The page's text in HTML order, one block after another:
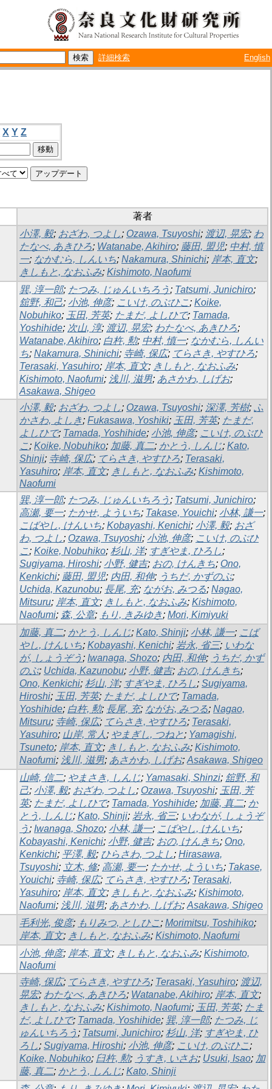
詳細検索 English
X Y Z
著者
小澤, 毅; おざわ, つよし; Ozawa, Tsuyoshi; 渡辺, 晃宏; わ
たなべ, あきひろ; Watanabe, Akihiro; 藤田, 盟児; 中村, 慎
一; なかむら, しんいち; Nakamura, Shinichi; 岸本, 直文;
きしもと, なおふみ; Kishimoto, Naofumi
巽, 淳一郎; たつみ, じゅんいちろう ; Tatsumi, Junichiro;
舘野, 和己; 小池, 伸彦; こいけ, のぶひこ; Koike,
Nobuhiko; 玉田, 芳英; たまだ, よしひで; Tamada,
Yoshihide; 次山, 淳; 渡辺, 晃宏; わたなべ, あきひろ;
Watanabe, Akihiro; 白杵, 勲; 中村, 慎一; なかむら, しんい
ち; Nakamura, Shinichi; 寺崎, 保広; てらさき, やすひろ;
Terasaki, Yasuhiro; 岸本, 直文; きしもと, なおふみ;
Kishimoto, Naofumi; 浅川, 滋男; あさかわ, しげお;
Asakawa, Shigeo
小澤, 毅; おざわ, つよし; Ozawa, Tsuyoshi; 深澤, 芳樹; ふ
かさわ, よしき; Fukasawa, Yoshiki; 玉田, 芳英; たまだ,
よしひで; Tamada, Yoshihide; 小池, 伸彦; こいけ, のぶひ
こ; Koike, Nobuhiko; 加藤, 真二; かとう, しんじ; Kato,
Shinji; 寺崎, 保広; てらさき, やすひろ; Terasaki,
Yasuhiro; 岸本, 直文; きしもと, なおふみ; Kishimoto,
Naofumi
巽, 淳一郎; たつみ, じゅんいちろう ; Tatsumi, Junichiro;
高瀬, 要一; たかせ, よういち; Takase, Youichi; 小林, 謙一;
こばやし, けんいち; Kobayashi, Kenichi; 小澤, 毅; おざ
わ, つよし; Ozawa, Tsuyoshi; 小池, 伸彦; こいけ, のぶひ
こ; Koike, Nobuhiko; 杉山, 洋; すぎやま, ひろし;
Sugiyama, Hiroshi; 小野, 健吉; おの, けんきち; Ono,
Kenkichi; 藤田, 盟児; 内田, 和伸; うちだ, かずのぶ;
Uchida, Kazunobu; 長尾, 充; ながお, みつる; Nagao,
Mitsuru; 岸本, 直文; きしもと, なおふみ; Kishimoto,
Naofumi; 森, 公章; もり, きみゆき; Mori, Kimiyuki
加藤, 真二; かとう, しんじ; Kato, Shinji; 小林, 謙一; こば
やし, けんいち; Kobayashi, Kenichi; 岩永, 省三; いわな
が, しょうぞう ; Iwanaga, Shozo; 内田, 和伸; うちだ, かず
のぶ; Uchida, Kazunobu; 小野, 健吉; おの, けんきち;
Ono, Kenkichi; 杉山, 洋; すぎやま, ひろし; Sugiyama,
Hiroshi; 玉田, 芳英; たまだ, よしひで; Tamada,
Yoshihide; 白杵, 勲; 長尾, 充; ながお, みつる; Nagao,
Mitsuru; 寺崎, 保広; てらさき, やすひろ; Terasaki,
Yasuhiro; 山岸, 常人 ; やまぎし, つねと; Yamagishi,
Tsuneto; 岸本, 直文; きしもと, なおふみ; Kishimoto,
Naofumi; 浅川, 滋男; あさかわ, しげお; Asakawa, Shigeo
山崎, 信二; やまさき, しんじ; Yamasaki, Shinzi; 舘野, 和
己; 小澤, 毅; おざわ, つよし; Ozawa, Tsuyoshi; 玉田, 芳
英; たまだ, よしひで; Tamada, Yoshihide; 加藤, 真二; か
とう, しんじ; Kato, Shinji; 岩永, 省三; いわなが, しょうぞ
う ; Iwanaga, Shozo; 小林, 謙一; こばやし, けんいち;
Kobayashi, Kenichi; 小野, 健吉; おの, けんきち; Ono,
Kenkichi; 平澤, 毅; ひらさわ, つよし; Hirasawa,
Tsuyoshi; 立木, 修; 高瀬, 要一; たかせ, よういち; Takase,
Youichi; 寺崎, 保広; てらさき, やすひろ; Terasaki,
Yasuhiro; 岸本, 直文; きしもと, なおふみ; Kishimoto,
Naofumi; 浅川, 滋男; あさかわ, しげお; Asakawa, Shigeo
毛利光, 俊彦; もりみつ, としひこ; Morimitsu, Toshihiko;
岸本, 直文; きしもと, なおふみ; Kishimoto, Naofumi
小池, 伸彦; 岸本, 直文; きしもと, なおふみ; Kishimoto,
Naofumi
寺崎, 保広; てらさき, やすひろ; Terasaki, Yasuhiro; 渡辺,
晃宏; わたなべ, あきひろ; Watanabe, Akihiro; 岸本, 直文;
きしもと, なおふみ; Kishimoto, Naofumi; 玉田, 芳英; たま
だ, よしひで; Tamada, Yoshihide; 巽, 淳一郎; たつみ, じ
ゅんいちろう ; Tatsumi, Junichiro; 杉山, 洋; すぎやま, ひ
ろし; Sugiyama, Hiroshi; 小池, 伸彦; こいけ, のぶひこ;
Koike, Nobuhiko; 臼杵, 勲; うすき, いさお; Usuki, Isao; 加
藤, 真二; かとう, しんじ; Kato, Shinji